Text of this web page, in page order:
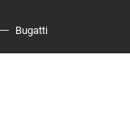
Bugatti